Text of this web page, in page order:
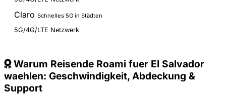
Claro Schnelles 5G in Städten
5G/4G/LTE Netzwerk
Warum Reisende Roami fuer El Salvador
waehlen: Geschwindigkeit, Abdeckung &
Support